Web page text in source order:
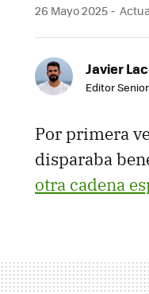
26 Mayo 2025
Javier
Editor
Por primera
disparaba
otra cadena